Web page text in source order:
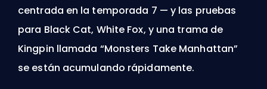
centrada en la temporada 7 — y las pruebas
para Black Cat, White Fox, y una trama de
Kingpin llamada “Monsters Take Manhattan”
se están acumulando rápidamente.